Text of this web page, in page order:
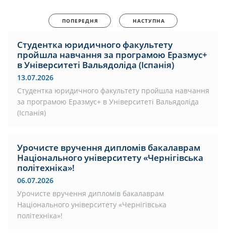
ПОПЕРЕДНЯ НАСТУПНА
Студентка юридичного факультету
пройшла навчання за програмою Еразмус+
в Університеті Вальядоліда (Іспанія)
13.07.2026
Студентка юридичного факультету пройшла навчання
за програмою Еразмус+ в Університеті Вальядоліда
(Іспанія)
Урочисте вручення дипломів бакалаврам
Національного університету «Чернігівська
політехніка»!
06.07.2026
Урочисте вручення дипломів бакалаврам
Національного університету «Чернігівська
політехніка»!